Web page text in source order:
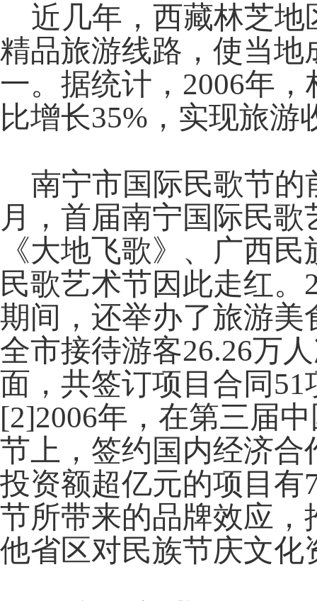
近几年，西藏林芝地
精品旅游线路，使当
一。据统计，2006年
比增长35%，实现旅游
南宁市国际民歌节的
月，首届南宁国际民
《大地飞歌》、广西
民歌艺术节因此走红
期间，还举办了旅游
全市接待游客26.26万
面，共签订项目合同
[2]2006年，在第三届
节上，签约国内经济合
投资额超亿元的项目有
节所带来的品牌效应
他省区对民族节庆文